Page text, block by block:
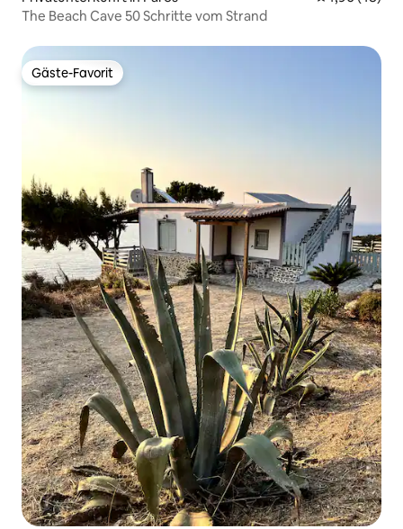
The Beach Cave 50 Schritte vom Strand
Gäste-Favorit
Gäste-Favorit